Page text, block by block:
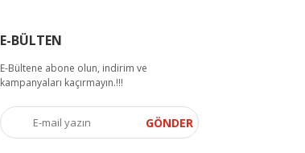
E-BÜLTEN
E-Bültene abone olun, indirim ve
kampanyaları kaçırmayın.!!!
GÖNDER